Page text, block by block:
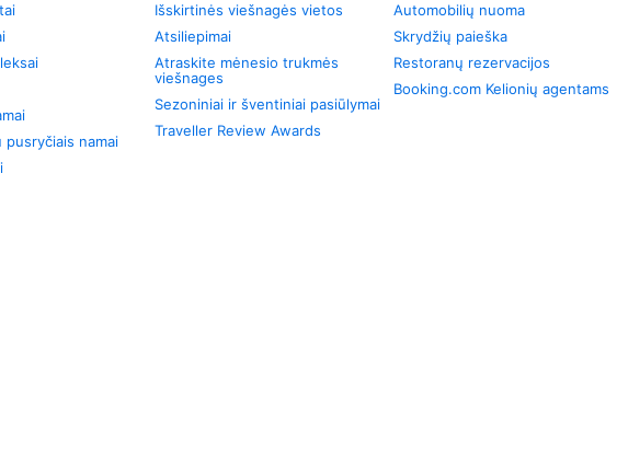
pusryčiais namai
Išskirtinės viešnagės vietos
Atsiliepimai
Atraskite mėnesio trukmės
viešnages
Sezoniniai ir šventiniai pasiūlymai
Traveller Review Awards
Automobilių nuoma
Skrydžių paieška
Restoranų rezervacijos
Booking.com Kelionių agentams